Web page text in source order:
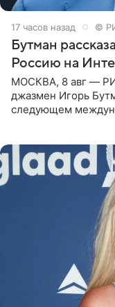
17 часов назад ©
Бутман
Россию на
МОСКВА, 8 авг —
джазмен Игорь
следующем